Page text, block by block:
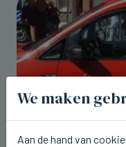
We maken
Aan de hand van